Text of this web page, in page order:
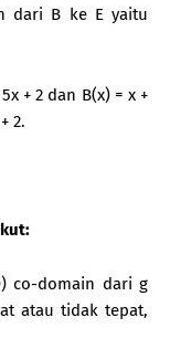
dari B ke E yaitu
+ 2 dan B(x) = x +
2.
co-domain dari g
atau tidak tepat,